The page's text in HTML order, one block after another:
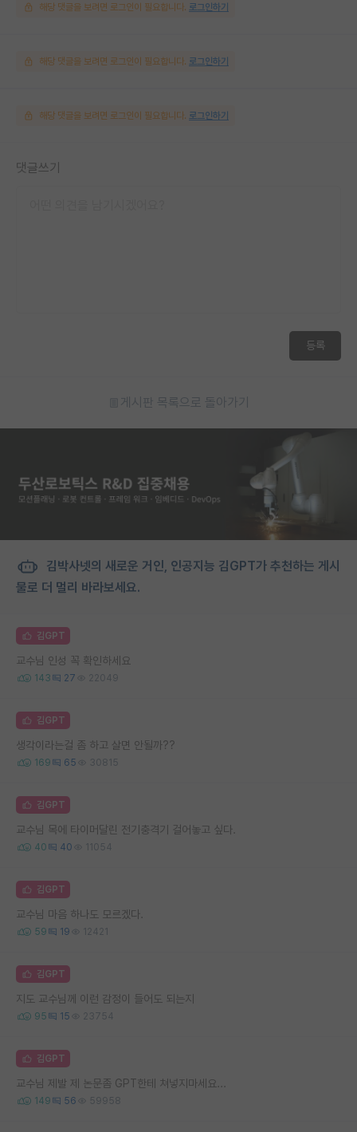
해당 댓글을 보려면 로그인이 필요합니다. 로그인하기
해당 댓글을 보려면 로그인이 필요합니다. 로그인하기
해당 댓글을 보려면 로그인이 필요합니다. 로그인하기
댓글쓰기
등록
게시판 목록으로 돌아가기
김박사넷의 새로운 거인, 인공지능 김GPT가 추천하는 게시
물로 더 멀리 바라보세요.
김GPT
교수님 인성 꼭 확인하세요
143 27 22049
김GPT
생각이라는걸 좀 하고 살면 안될까??
169 65 30815
김GPT
교수님 목에 타이머달린 전기충격기 걸어놓고 싶다.
40 40 11054
김GPT
교수님 마음 하나도 모르겠다.
59 19 12421
김GPT
지도 교수님께 이런 감정이 들어도 되는지
95 15 23754
김GPT
교수님 제발 제 논문좀 GPT한테 쳐넣지마세요...
149 56 59958